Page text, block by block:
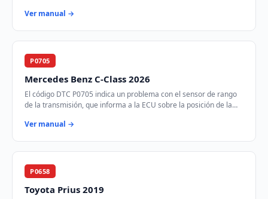
Ver manual →
P0705
Mercedes Benz C-Class 2026
El código DTC P0705 indica un problema con el sensor de rango
de la transmisión, que informa a la ECU sobre la posición de la
Ver manual →
P0658
Toyota Prius 2019